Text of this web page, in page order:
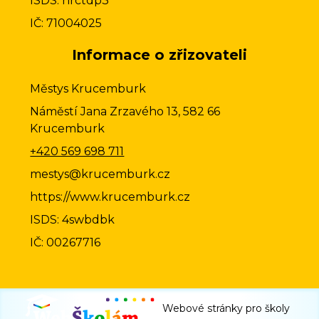
IČ: 71004025
Informace o zřizovateli
Městys Krucemburk
Náměstí Jana Zrzavého 13, 582 66
Krucemburk
+420 569 698 711
mestys@krucemburk.cz
https://www.krucemburk.cz
ISDS: 4swbdbk
IČ: 00267716
Webové stránky pro školy